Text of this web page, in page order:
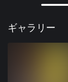
ギャラリー